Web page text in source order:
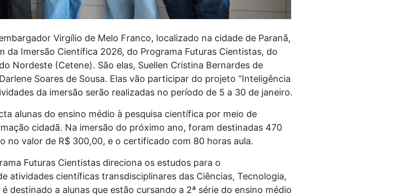
Virgílio de Melo Franco, localizado na cidade de Paranã,
da Imersão Científica 2026, do Programa Futuras Cientistas, do
Nordeste (Cetene). São elas, Suellen Cristina Bernardes de
Soares de Sousa. Elas vão participar do projeto “Inteligência
da imersão serão realizadas no período de 5 a 30 de janeiro.
alunas do ensino médio à pesquisa científica por meio de
cidadã. Na imersão do próximo ano, foram destinadas 470
no valor de R$ 300,00, e o certificado com 80 horas aula.
Futuras Cientistas direciona os estudos para o
atividades científicas transdisciplinares das Ciências, Tecnologia,
destinado a alunas que estão cursando a 2ª série do ensino médio